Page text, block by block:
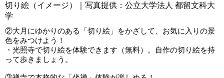
切り絵（イメージ）｜写真提供：公立大学法人 都留文科大
学
②大月にゆかりのある「切り絵」をかざして、お気に入りの景
色をみつけよう！
・光照寺で切り絵を体験できます（無料）。自作の切り絵を持
って歩きましょう。